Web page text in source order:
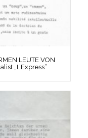
LEUTE VON
„L’Express“